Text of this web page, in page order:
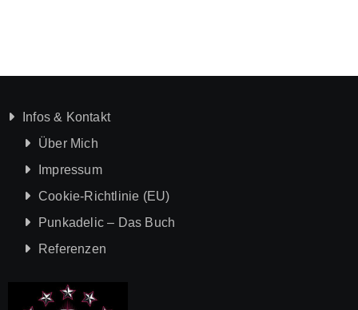
Infos & Kontakt
Über Mich
Impressum
Cookie-Richtlinie (EU)
Punkadelic – Das Buch
Referenzen